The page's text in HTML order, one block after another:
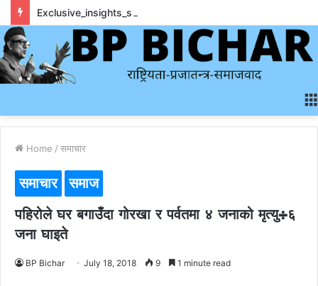
Home / समाचार
समाचार समाज
पहिरोले घर बगाउँदा गोरखा र पर्वतमा ४ जनाको मृत्यु÷६
जना घाइते
BP Bichar July 18, 2018 9 1 minute read